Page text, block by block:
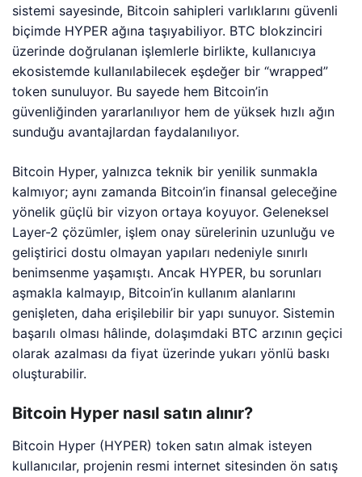
sistemi sayesinde, Bitcoin sahipleri varlıklarını güvenli
biçimde HYPER ağına taşıyabiliyor. BTC blokzinciri
üzerinde doğrulanan işlemlerle birlikte, kullanıcıya
ekosistemde kullanılabilecek eşdeğer bir “wrapped”
token sunuluyor. Bu sayede hem Bitcoin’in
güvenliğinden yararlanılıyor hem de yüksek hızlı ağın
sunduğu avantajlardan faydalanılıyor.
Bitcoin Hyper, yalnızca teknik bir yenilik sunmakla
kalmıyor; aynı zamanda Bitcoin’in finansal geleceğine
yönelik güçlü bir vizyon ortaya koyuyor. Geleneksel
Layer-2 çözümler, işlem onay sürelerinin uzunluğu ve
geliştirici dostu olmayan yapıları nedeniyle sınırlı
benimsenme yaşamıştı. Ancak HYPER, bu sorunları
aşmakla kalmayıp, Bitcoin’in kullanım alanlarını
genişleten, daha erişilebilir bir yapı sunuyor. Sistemin
başarılı olması hâlinde, dolaşımdaki BTC arzının geçici
olarak azalması da fiyat üzerinde yukarı yönlü baskı
oluşturabilir.
Bitcoin Hyper nasıl satın alınır?
Bitcoin Hyper (HYPER) token satın almak isteyen
kullanıcılar, projenin resmi internet sitesinden ön satış